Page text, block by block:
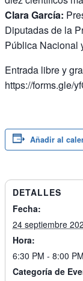
Clara García:
Diputadas de la
Pública Nacional
Entrada libre y
https://forms.gle/
Añadir al
DETALLES
Fecha:
24 septiembre
Hora:
6:30 PM - 8:00 PM
Categoría de